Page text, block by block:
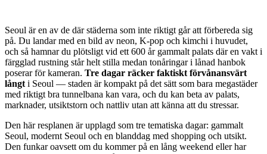
Seoul är en av de där städerna som inte riktigt går att förbereda sig
på. Du landar med en bild av neon, K-pop och kimchi i huvudet,
och så hamnar du plötsligt vid ett 600 år gammalt palats där en vakt i
färgglad rustning står helt stilla medan tonåringar i lånad hanbok
poserar för kameran. Tre dagar räcker faktiskt förvånansvärt
långt i Seoul — staden är kompakt på det sätt som bara megastäder
med riktigt bra tunnelbana kan vara, och du kan beta av palats,
marknader, utsiktstorn och nattliv utan att känna att du stressar.
Den här resplanen är upplagd som tre tematiska dagar: gammalt
Seoul, modernt Seoul och en blanddag med shopping och utsikt.
Den funkar oavsett om du kommer på en lång weekend eller har